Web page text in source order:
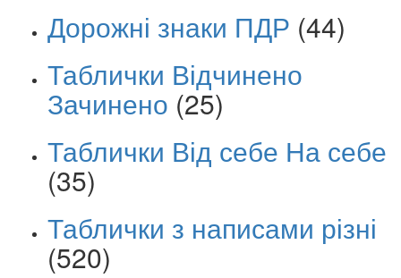
Дорожні знаки ПДР (44)
Таблички Відчинено
Зачинено (25)
Таблички Від себе На себе
(35)
Таблички з написами різні
(520)